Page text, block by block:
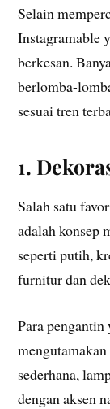
Selain
Instagramable
berkesan.
berlomba-
sesuai tren
1.
Salah satu
adalah konsep
seperti putih,
furnitur dan
Para
sederhana,
dengan aksen